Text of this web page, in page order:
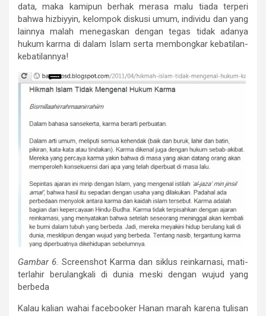
data, maka kamipun berhak merasa malu tiada terperi
bahwa hizbiyyin, kelompok diskusi umum, individu dan yang
lainnya malah menegaskan dengan tegas tidak adanya
hukum karma di dalam Islam serta membongkar kebatilan-
kebatilannya!
Gambar 6. Screenshot Karma dan siklus reinkarnasi, mati-
terlahir berulangkali di dunia meski dengan wujud yang
berbeda
Kalau kalian wahai facebooker Hanan marah karena tulisan